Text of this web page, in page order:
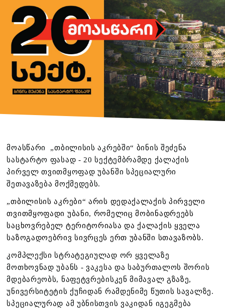
მოასწარი „თბილისის აკრებში“ ბინის შეძენა
სასტარტო ფასად - 20 სექტემბრამდე ქალაქის
პირველ თვითმყოფად უბანში სპეციალური
შეთავაზება მოქმედებს.
„თბილისის აკრები“ არის დედაქალაქის პირველი
თვითმყოფადი უბანი, რომელიც მობინადრეებს
საცხოვრებელ ტერიტორიასა და ქალაქის ყველა
საზოგადოებრივ სივრცეს ერთ უბანში სთავაზობს.
კომპლექსი სტრატეგიულად ორ ყველაზე
მოთხოვნად უბანს - ვაკესა და საბურთალოს შორის
მდებარეობს, ნაფეტვრებისკენ მიმავალ გზაზე,
უნივერსიტეტის ქუჩიდან რამდენიმე წუთის სავალზე.
სპეციალურად ამ უბნისთვის ვაკიდან იგეგმება